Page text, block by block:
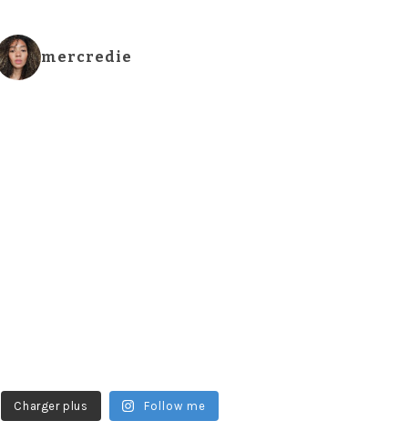
mercredie
Charger plus Follow me